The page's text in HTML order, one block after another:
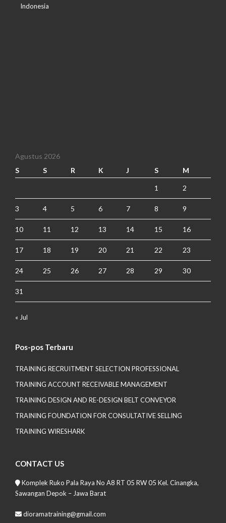
Indonesia
Agustus 2026
S
S R K J S M
1 2
3 4 5 6 7 8 9
10 11 12 13 14 15 16
17 18 19 20 21 22 23
24 25 26 27 28 29 30
31
« Jul
Pos-pos Terbaru
TRAINING RECRUITMENT SELECTION PROFESSIONAL
TRAINING ACCOUNT RECEIVABLE MANAGEMENT
TRAINING DESIGN AND RE-DESIGN BELT CONVEYOR
TRAINING FOUNDATION FOR CONSULTATIVE SELLING
TRAINING WIRESHARK
CONTACT US
Komplek Ruko Pala Raya No A8 RT 05 RW 05 Kel. Cinangka,
Sawangan Depok – Jawa Barat
dioramatraining@gmail.com